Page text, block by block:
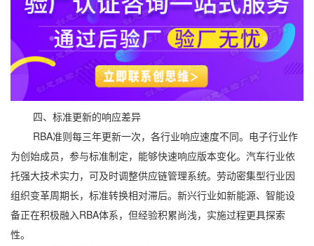
四、标准更新的响应差异
RBA准则每三年更新一次，各行业响应速度不同。电子行业作
为创始成员，参与标准制定，能够快速响应版本变化。汽车行业依
托强大技术实力，可及时调整供应链管理系统。劳动密集型行业因
组织变革周期长，标准转换相对滞后。新兴行业如新能源、智能设
备正在积极融入RBA体系，但经验积累尚浅，实施过程更具探索
性。